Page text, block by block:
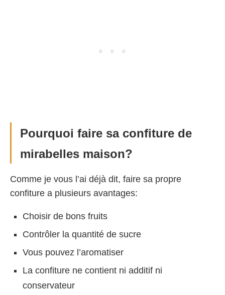
Pourquoi faire sa confiture de
mirabelles maison?
Comme je vous l’ai déjà dit, faire sa propre
confiture a plusieurs avantages:
Choisir de bons fruits
Contrôler la quantité de sucre
Vous pouvez l’aromatiser
La confiture ne contient ni additif ni
conservateur